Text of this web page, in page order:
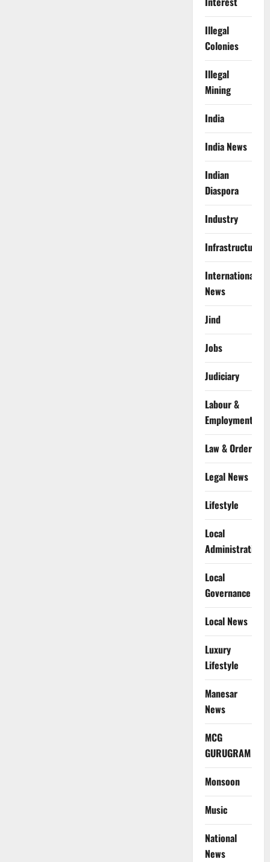
Illegal
Colonies
Illegal
Mining
India
India News
Indian
Diaspora
Industry
Infrastructure
International
News
Jind
Jobs
Judiciary
Labour &
Employment
Law & Order
Legal News
Lifestyle
Local
Administration
Local
Governance
Local News
Luxury
Lifestyle
Manesar
News
MCG
GURUGRAM
Monsoon
Music
National
News